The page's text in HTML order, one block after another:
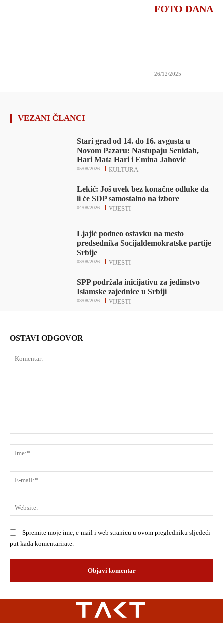
FOTO DANA
26/12/2025
VEZANI ČLANCI
Stari grad od 14. do 16. avgusta u
Novom Pazaru: Nastupaju Senidah,
Hari Mata Hari i Emina Jahović
KULTURA
05/08/2026
Lekić: Još uvek bez konačne odluke da
li će SDP samostalno na izbore
VIJESTI
04/08/2026
Ljajić podneo ostavku na mesto
predsednika Socijaldemokratske partije
Srbije
VIJESTI
03/08/2026
SPP podržala inicijativu za jedinstvo
Islamske zajednice u Srbiji
VIJESTI
03/08/2026
OSTAVI ODGOVOR
Spremite moje ime, e-mail i web stranicu u ovom pregledniku sljedeći
put kada komentarirate.